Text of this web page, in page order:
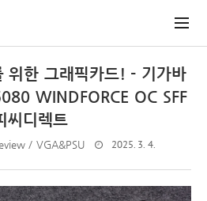
위한 그래픽카드! - 기가바
WINDFORCE OC SFF
씨디렉트
/ VGA&PSU 2025. 3. 4.